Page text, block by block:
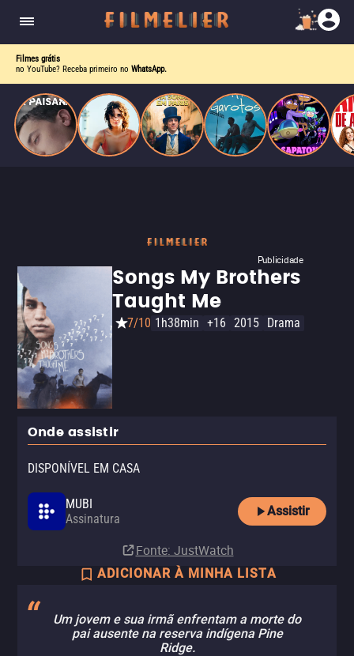
Filmes grátis
no YouTube? Receba primeiro no WhatsApp.
Publicidade
Songs My Brothers
Taught Me
7/10 1h38min +16 2015 Drama
Onde assistir
DISPONÍVEL EM CASA
MUBI
Assinatura
Assistir
Fonte: JustWatch
ADICIONAR À MINHA LISTA
Um jovem e sua irmã enfrentam a morte do
pai ausente na reserva indígena Pine
Ridge.
quando se apaixona por um de seus alvos.